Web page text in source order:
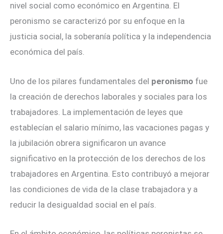
nivel social como económico en Argentina. El
peronismo se caracterizó por su enfoque en la
justicia social, la soberanía política y la independencia
económica del país.
Uno de los pilares fundamentales del peronismo fue
la creación de derechos laborales y sociales para los
trabajadores. La implementación de leyes que
establecían el salario mínimo, las vacaciones pagas y
la jubilación obrera significaron un avance
significativo en la protección de los derechos de los
trabajadores en Argentina. Esto contribuyó a mejorar
las condiciones de vida de la clase trabajadora y a
reducir la desigualdad social en el país.